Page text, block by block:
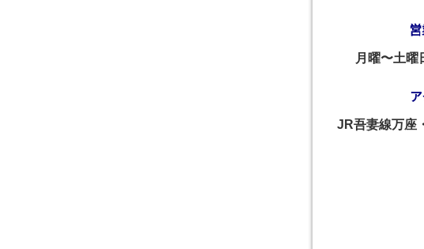
月曜〜土
JR吾妻線万座